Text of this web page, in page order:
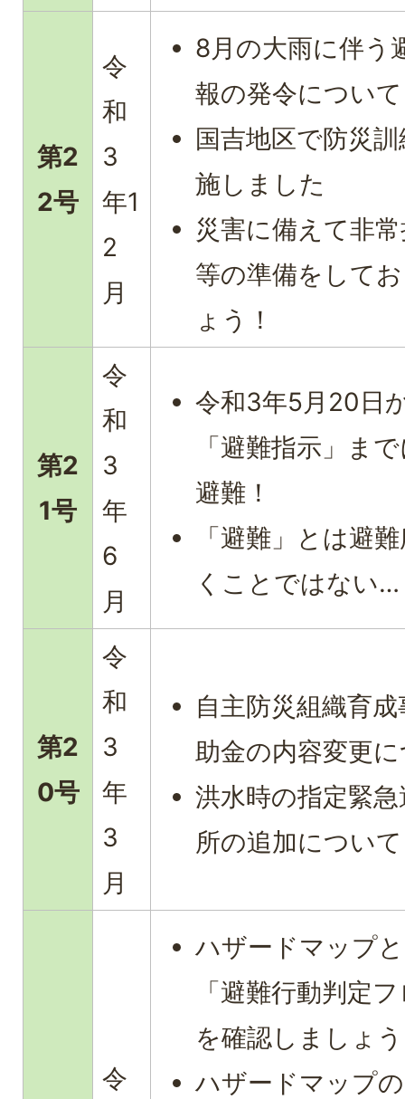
第2
2号
令
和
3
年1
2
月
8月の大雨に伴う
報の発令について
国吉地区で防災
施しました
災害に備えて非
等の準備をして
ょう！
第2
1号
令
和
3
年
6
月
令和3年5月20日
「避難指示」ま
避難！
「避難」とは避
くことではない…
第2
0号
令
和
3
年
3
月
自主防災組織育
助金の内容変更
洪水時の指定緊
所の追加について
令
ハザードマップ
「避難行動判定
を確認しましょう
ハザードマップ